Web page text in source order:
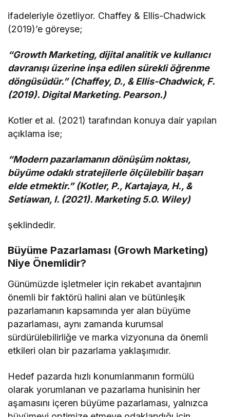
ifadeleriyle özetliyor. Chaffey & Ellis-Chadwick
(2019)’e göreyse;
“Growth Marketing, dijital analitik ve kullanıcı
davranışı üzerine inşa edilen sürekli öğrenme
döngüsüdür.” (Chaffey, D., & Ellis-Chadwick, F.
(2019). Digital Marketing. Pearson.)
Kotler et al. (2021) tarafından konuya dair yapılan
açıklama ise;
“Modern pazarlamanın dönüşüm noktası,
büyüme odaklı stratejilerle ölçülebilir başarı
elde etmektir.” (Kotler, P., Kartajaya, H., &
Setiawan, I. (2021). Marketing 5.0. Wiley)
şeklindedir.
Büyüme Pazarlaması (Growh Marketing)
Niye Önemlidir?
Günümüzde işletmeler için rekabet avantajının
önemli bir faktörü halini alan ve bütünleşik
pazarlamanın kapsamında yer alan büyüme
pazarlaması, aynı zamanda kurumsal
sürdürülebilirliğe ve marka vizyonuna da önemli
etkileri olan bir pazarlama yaklaşımıdır.
Hedef pazarda hızlı konumlanmanın formülü
olarak yorumlanan ve pazarlama hunisinin her
aşamasını içeren büyüme pazarlaması, yalnızca